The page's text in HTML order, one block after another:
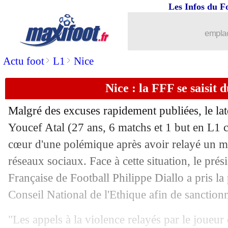
Actu foot> L1 > Nice
Les Infos du
Nice : la FFF se saisit
Malgré des excuses rapidement publiées, le
Youcef Atal (27 ans, 6 matchs et 1 but en L1
cœur d'une polémique après avoir relayé un
réseaux sociaux. Face à cette situation, le
Française de Football Philippe Diallo a pris la
Conseil National de l'Ethique afin de
"Les appels à la violence relayés par le
EdF: polémique, Camavinga défend
16/10 Real
16/10 EdF: Mbappé esquive toujours la
16/10 Real : le Brésil, Ancelotti dément
16/10 EdF: Todibo va devoir s'expliquer...
16/10 Milan: prolongation souhaitée pour
16/10 Barça: Stoichkov dézingue Van Gaal
16/10 Roma : Mourinho promis à l'Arabie